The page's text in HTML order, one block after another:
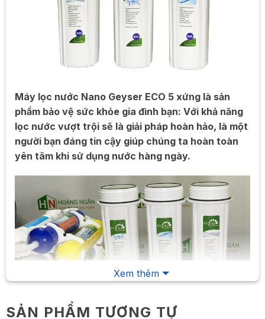
Máy lọc nước Nano Geyser ECO 5 xứng là sản
phẩm bảo vệ sức khỏe gia đình bạn: Với khả năng
lọc nước vượt trội sẽ là giải pháp hoàn hảo, là một
người bạn đáng tin cậy giúp chúng ta hoàn toàn
yên tâm khi sử dụng nước hàng ngày.
Xem thêm
SẢN PHẨM TƯƠNG TỰ